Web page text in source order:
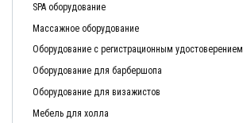
SPA оборудование
Массажное оборудование
Оборудование с регистрационным удостоверением
Оборудование для барбершопа
Оборудование для визажистов
Мебель для холла